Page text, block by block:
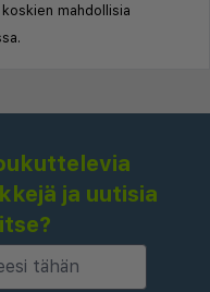
mahdollisia
ja uutisia